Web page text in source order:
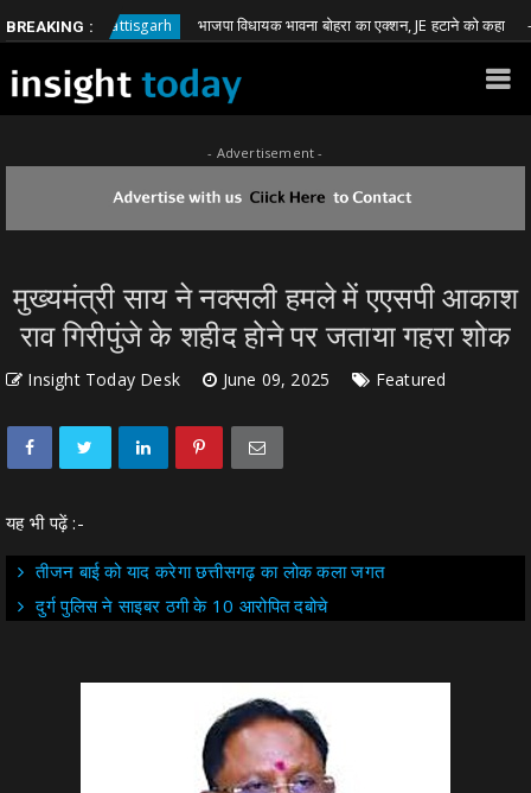
BREAKING :
Chhattisgarh भाजपा विधायक भावना बोहरा का एक्शन, JE हटाने को कहा
- Advertisement -
मुख्यमंत्री साय ने नक्सली हमले में एएसपी आकाश
राव गिरीपुंजे के शहीद होने पर जताया गहरा शोक
Insight Today Desk June 09, 2025 Featured
यह भी पढ़ें :-
तीजन बाई को याद करेगा छत्तीसगढ़ का लोक कला जगत
दुर्ग पुलिस ने साइबर ठगी के 10 आरोपित दबोचे